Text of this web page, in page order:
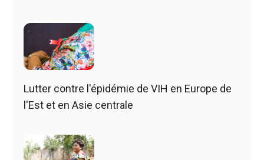
Lutter contre l'épidémie de VIH en Europe de
l'Est et en Asie centrale